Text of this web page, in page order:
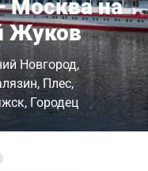
Москва на
Жуков
Новгород
Плес
Городец